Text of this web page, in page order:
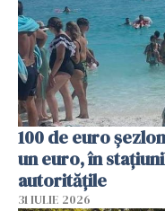
100 de euro
un euro, în
autoritățile
31 IULIE 2026